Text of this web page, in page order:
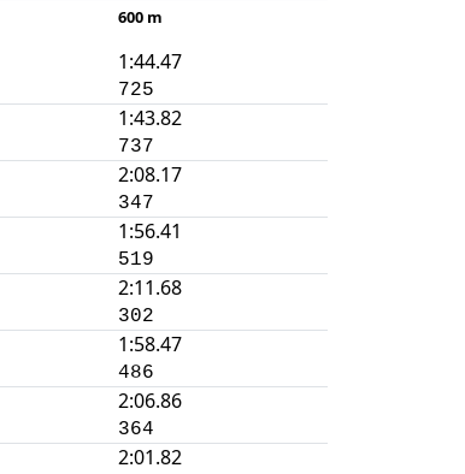
600 m
1:44.47
725
1:43.82
737
2:08.17
347
1:56.41
519
2:11.68
302
1:58.47
486
2:06.86
364
2:01.82